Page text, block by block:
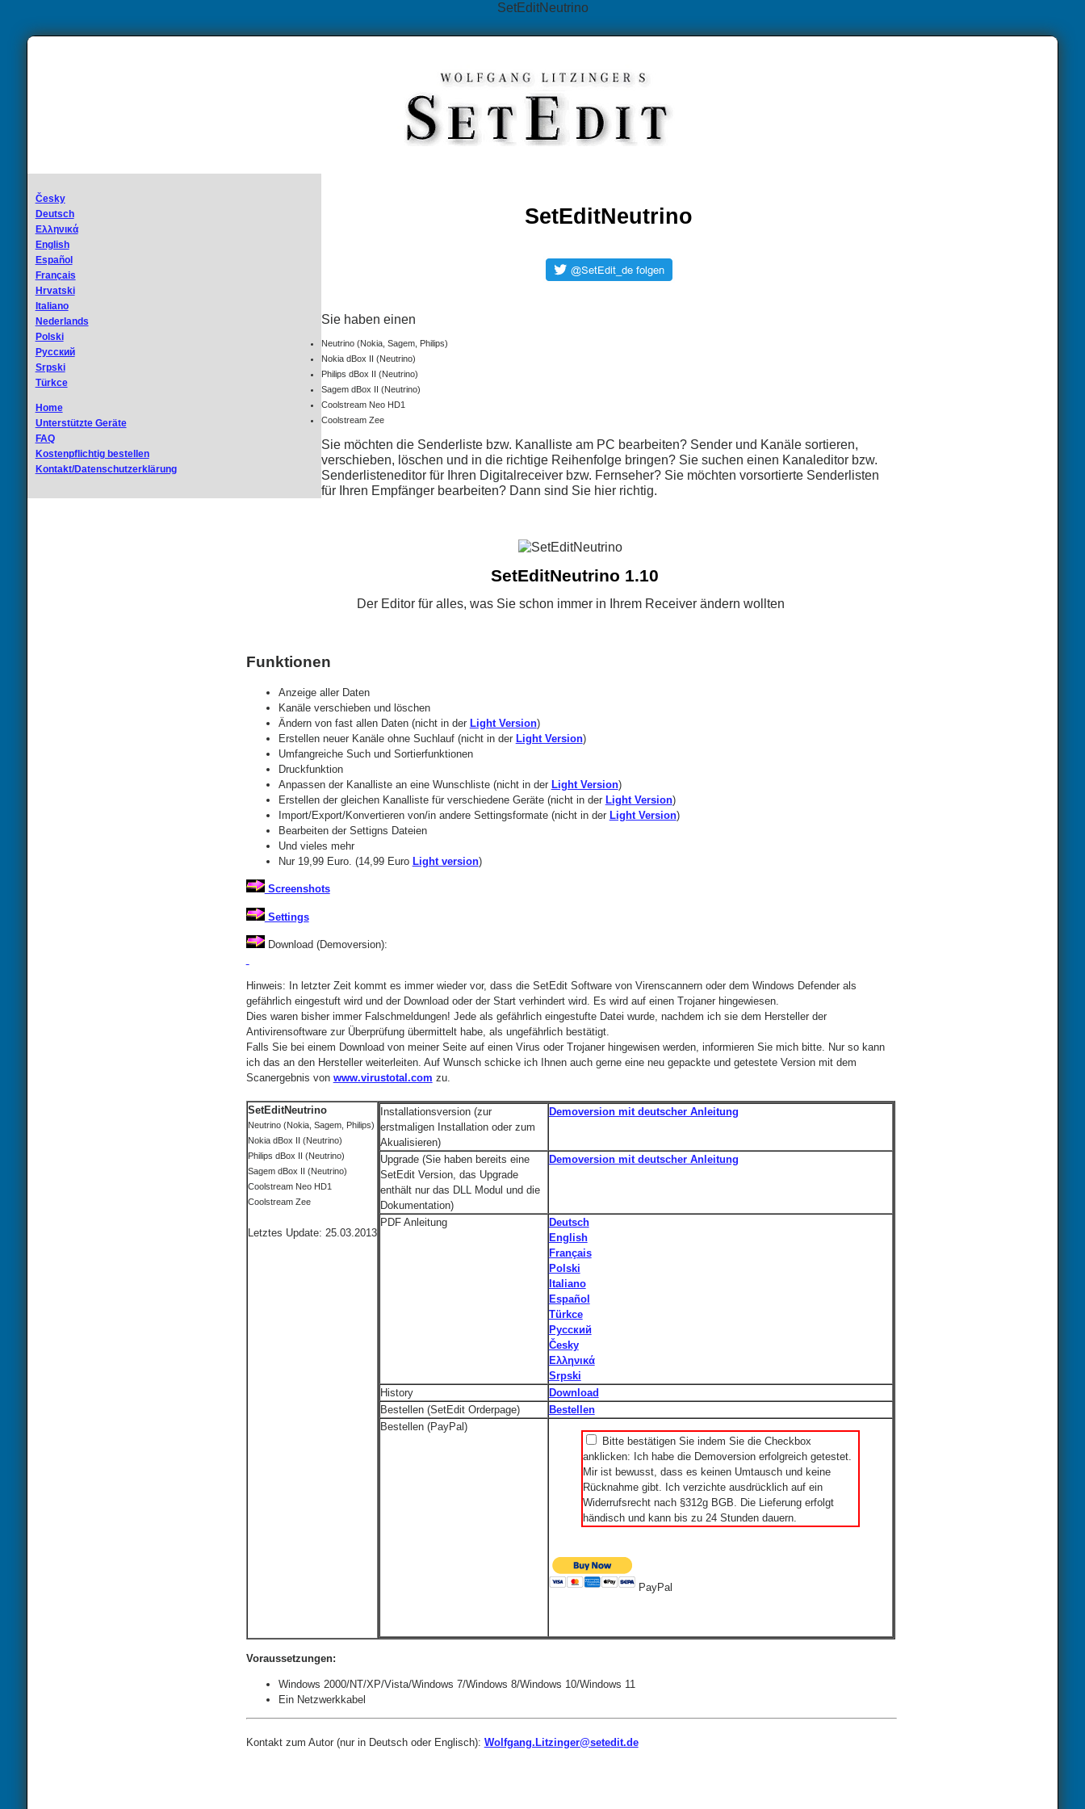
SetEditNeutrino
Česky
Deutsch
Ελληνικά
English
Español
Français
Hrvatski
Italiano
Nederlands
Polski
Русский
Srpski
Türkce
Home
Unterstützte Geräte
FAQ
Kostenpflichtig bestellen
Kontakt/Datenschutzerklärung
SetEditNeutrino
Sie haben einen
Neutrino (Nokia, Sagem, Philips)
Nokia dBox II (Neutrino)
Philips dBox II (Neutrino)
Sagem dBox II (Neutrino)
Coolstream Neo HD1
Coolstream Zee
Sie möchten die Senderliste bzw. Kanalliste am PC bearbeiten? Sender und Kanäle sortieren,
verschieben, löschen und in die richtige Reihenfolge bringen? Sie suchen einen Kanaleditor bzw.
Senderlisteneditor für Ihren Digitalreceiver bzw. Fernseher? Sie möchten vorsortierte Senderlisten
für Ihren Empfänger bearbeiten? Dann sind Sie hier richtig.
SetEditNeutrino 1.10
Der Editor für alles, was Sie schon immer in Ihrem Receiver ändern wollten
Funktionen
Anzeige aller Daten
Kanäle verschieben und löschen
Ändern von fast allen Daten (nicht in der Light Version)
Erstellen neuer Kanäle ohne Suchlauf (nicht in der Light Version)
Umfangreiche Such und Sortierfunktionen
Druckfunktion
Anpassen der Kanalliste an eine Wunschliste (nicht in der Light Version)
Erstellen der gleichen Kanalliste für verschiedene Geräte (nicht in der Light Version)
Import/Export/Konvertieren von/in andere Settingsformate (nicht in der Light Version)
Bearbeiten der Settigns Dateien
Und vieles mehr
Nur 19,99 Euro. (14,99 Euro Light version)
Screenshots
Settings
Download (Demoversion):
Hinweis: In letzter Zeit kommt es immer wieder vor, dass die SetEdit Software von Virenscannern oder dem Windows Defender als
gefährlich eingestuft wird und der Download oder der Start verhindert wird. Es wird auf einen Trojaner hingewiesen.
Dies waren bisher immer Falschmeldungen! Jede als gefährlich eingestufte Datei wurde, nachdem ich sie dem Hersteller der
Antivirensoftware zur Überprüfung übermittelt habe, als ungefährlich bestätigt.
Falls Sie bei einem Download von meiner Seite auf einen Virus oder Trojaner hingewisen werden, informieren Sie mich bitte. Nur so kann
ich das an den Hersteller weiterleiten. Auf Wunsch schicke ich Ihnen auch gerne eine neu gepackte und getestete Version mit dem
Scanergebnis von www.virustotal.com zu.
SetEditNeutrino
Neutrino (Nokia, Sagem, Philips)
Nokia dBox II (Neutrino)
Philips dBox II (Neutrino)
Sagem dBox II (Neutrino)
Coolstream Neo HD1
Coolstream Zee
Letztes Update: 25.03.2013
Installationsversion (zur
erstmaligen Installation oder zum
Akualisieren)
Demoversion mit deutscher Anleitung
Upgrade (Sie haben bereits eine
SetEdit Version, das Upgrade
enthält nur das DLL Modul und die
Dokumentation)
Demoversion mit deutscher Anleitung
PDF Anleitung
Deutsch
English
Français
Polski
Italiano
Español
Türkce
Русский
Česky
Ελληνικά
Srpski
History
Download
Bestellen (SetEdit Orderpage)
Bestellen
Bestellen (PayPal)
Bitte bestätigen Sie indem Sie die Checkbox
anklicken: Ich habe die Demoversion erfolgreich getestet.
Mir ist bewusst, dass es keinen Umtausch und keine
Rücknahme gibt. Ich verzichte ausdrücklich auf ein
Widerrufsrecht nach §312g BGB. Die Lieferung erfolgt
händisch und kann bis zu 24 Stunden dauern.
PayPal
Voraussetzungen:
Windows 2000/NT/XP/Vista/Windows 7/Windows 8/Windows 10/Windows 11
Ein Netzwerkkabel
Kontakt zum Autor (nur in Deutsch oder Englisch): Wolfgang.Litzinger@setedit.de